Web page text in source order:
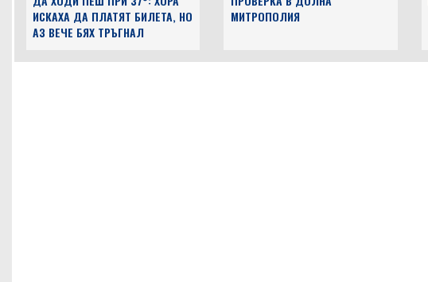
ИСКАХА ДА ПЛАТЯТ БИЛЕТА, НО
АЗ ВЕЧЕ БЯХ ТРЪГНАЛ
МИТРОПОЛИЯ